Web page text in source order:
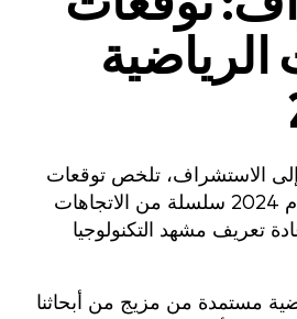
الرياضية
إلى الاستشراف، تلخص توقعات
الاتجاهات الرياضية لعام 2024 سلسلة من الاتجاهات
تعريف مشهد التكنولوجيا
مستمدة من مزيج من أبحاثنا